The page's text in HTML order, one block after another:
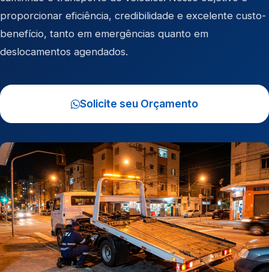
proporcionar eficiência, credibilidade e excelente custo-
benefício, tanto em emergências quanto em
deslocamentos agendados.
Solicite seu Orçamento